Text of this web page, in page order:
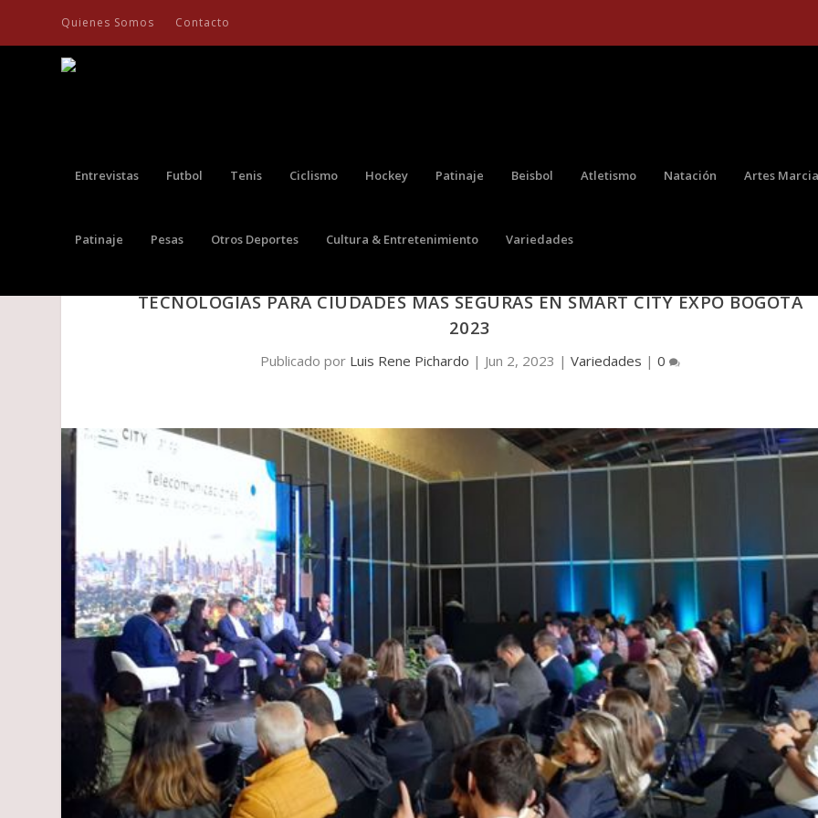
Quienes Somos Contacto
Entrevistas Futbol Tenis Ciclismo Hockey Patinaje Beisbol Atletismo Natación Artes
Patinaje Pesas Otros Deportes Cultura & Entretenimiento Variedades
TECNOLOGÍAS PARA CIUDADES MÁS SEGURAS EN SMART CITY EXPO BOGOTÁ
2023
Publicado por Luis Rene Pichardo | Jun 2, 2023 | Variedades | 0